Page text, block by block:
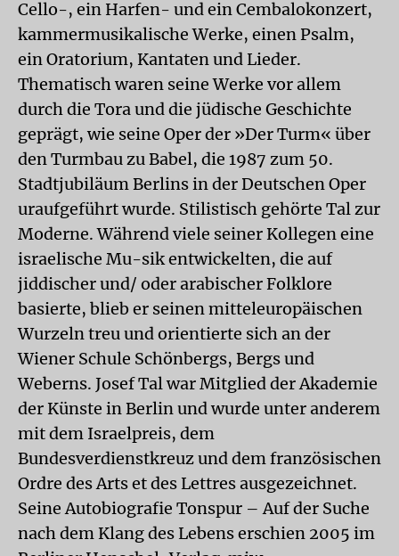
Cello-, ein Harfen- und ein Cembalokonzert,
kammermusikalische Werke, einen Psalm,
ein Oratorium, Kantaten und Lieder.
Thematisch waren seine Werke vor allem
durch die Tora und die jüdische Geschichte
geprägt, wie seine Oper der »Der Turm« über
den Turmbau zu Babel, die 1987 zum 50.
Stadtjubiläum Berlins in der Deutschen Oper
uraufgeführt wurde. Stilistisch gehörte Tal zur
Moderne. Während viele seiner Kollegen eine
israelische Mu-sik entwickelten, die auf
jiddischer und/ oder arabischer Folklore
basierte, blieb er seinen mitteleuropäischen
Wurzeln treu und orientierte sich an der
Wiener Schule Schönbergs, Bergs und
Weberns. Josef Tal war Mitglied der Akademie
der Künste in Berlin und wurde unter anderem
mit dem Israelpreis, dem
Bundesverdienstkreuz und dem französischen
Ordre des Arts et des Lettres ausgezeichnet.
Seine Autobiografie Tonspur – Auf der Suche
nach dem Klang des Lebens erschien 2005 im